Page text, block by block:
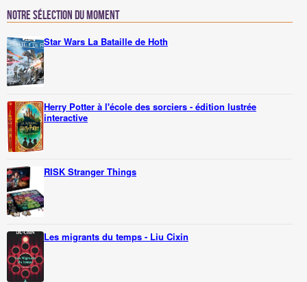
Notre sélection du moment
Star Wars La Bataille de Hoth
Herry Potter à l'école des sorciers - édition lustrée
interactive
RISK Stranger Things
Les migrants du temps - Liu Cixin